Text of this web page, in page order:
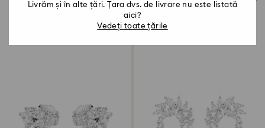
Livrăm și în alte țări. Țara dvs. de livrare nu este listată
aici?
Vedeți toate țările